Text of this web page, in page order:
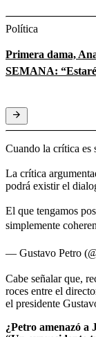
Política
Primera dama,
SEMANA:
Cuando la crítica es
La crítica
podrá existir el
El que tengamos
simplemente
— Gustavo Petro
Cabe señalar que,
roces entre el
el presidente
¿Petro amenazó